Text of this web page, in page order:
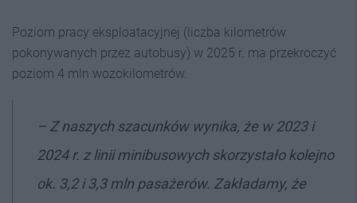
Poziom pracy eksploatacyjnej (liczba kilometrów
pokonywanych przez autobusy) w 2025 r. ma przekroczyć
poziom 4 mln wozokilometrów.
– Z naszych szacunków wynika, że w 2023 i
2024 r. z linii minibusowych skorzystało kolejno
ok. 3,2 i 3,3 mln pasażerów. Zakładamy, że